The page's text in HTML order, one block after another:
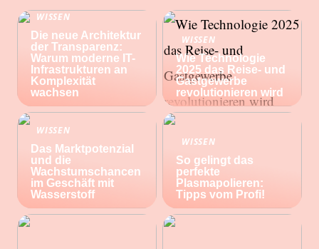
WISSEN
Die neue Architektur
der Transparenz:
Warum moderne IT-
Infrastrukturen an
Komplexität
wachsen
WISSEN
Wie Technologie
2025 das Reise- und
Gastgewerbe
revolutionieren wird
WISSEN
Das Marktpotenzial
und die
Wachstumschancen
im Geschäft mit
Wasserstoff
WISSEN
So gelingt das
perfekte
Plasmapolieren:
Tipps vom Profi!